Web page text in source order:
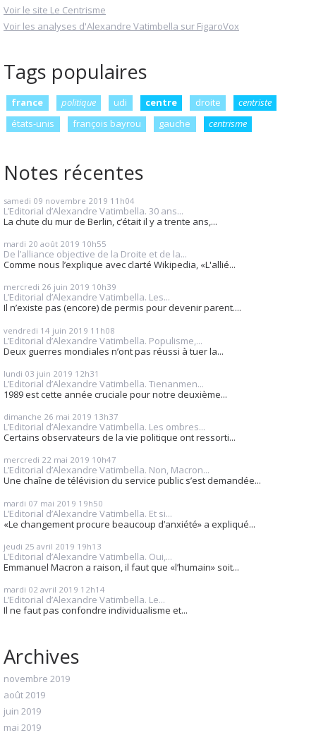
Voir le site Le Centrisme
Voir les analyses d'Alexandre Vatimbella sur FigaroVox
Tags populaires
france politique udi centre droite
centriste
états-unis
françois bayrou gauche centrisme
Notes récentes
samedi 09 novembre 2019 11h04
L’Editorial d’Alexandre Vatimbella. 30 ans...
La chute du mur de Berlin, c’était il y a trente ans,...
mardi 20 août 2019 10h55
De l’alliance objective de la Droite et de la...
Comme nous l’explique avec clarté Wikipedia, «L'allié...
mercredi 26 juin 2019 10h39
L’Editorial d’Alexandre Vatimbella. Les...
Il n’existe pas (encore) de permis pour devenir parent....
vendredi 14 juin 2019 11h08
L’Editorial d’Alexandre Vatimbella. Populisme,...
Deux guerres mondiales n’ont pas réussi à tuer la...
lundi 03 juin 2019 12h31
L’Editorial d’Alexandre Vatimbella. Tienanmen...
1989 est cette année cruciale pour notre deuxième...
dimanche 26 mai 2019 13h37
L’Editorial d’Alexandre Vatimbella. Les ombres...
Certains observateurs de la vie politique ont ressorti...
mercredi 22 mai 2019 10h47
L’Editorial d’Alexandre Vatimbella. Non, Macron...
Une chaîne de télévision du service public s’est demandée...
mardi 07 mai 2019 19h50
L’Editorial d’Alexandre Vatimbella. Et si...
«Le changement procure beaucoup d’anxiété» a expliqué...
jeudi 25 avril 2019 19h13
L’Editorial d’Alexandre Vatimbella. Oui,...
Emmanuel Macron a raison, il faut que «l’humain» soit...
mardi 02 avril 2019 12h14
L’Editorial d’Alexandre Vatimbella. Le...
Il ne faut pas confondre individualisme et...
Archives
novembre 2019
août 2019
juin 2019
mai 2019